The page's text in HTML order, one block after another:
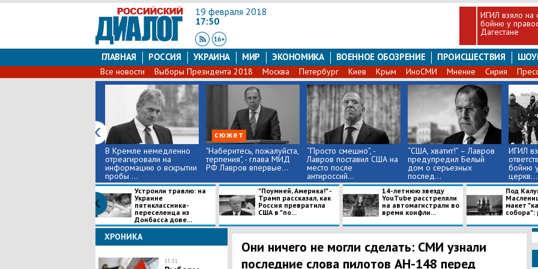
19 февраля 2018
17:50
​ИГИЛ взяло на
бойню у
Дагестане
ГЛАВНАЯ РОССИЯ УКРАИНА МИР ЭКОНОМИКА ВОЕННОЕ ОБОЗРЕНИЕ ПРОИСШЕСТВИЯ
Все новости Выборы Президента 2018 Москва Петербург Киев Крым ИноСМИ Мнение Сирия
В Кремле немедленно
отреагировали на
информацию о вскрытии
пробы ...
сюжет
"Наберитесь, пожалуйста,
терпения", - глава МИД
РФ Лавров впервые...
​“Просто смешно”, -
Лавров поставил США на
место после
антироссий...
​“США, хватит!” – Лавров
предупредил Белый
дом о серьезных
послед...
​ИГИЛ
бойню
церкв...
Устроили травлю: на
Украине
пятиклассника-
переселенца из
Донбасса дове...
"Поумней, Америка!" -
Трамп рассказал, как
Россия превратила
США в "по...
14-летнюю звезду
YouTube расстреляли
на автомагистрали во
время конфли...
Под
макет
собора":
ХРОНИКА
15:11
Они ничего не могли сделать: СМИ узнали
последние слова пилотов АН-148 перед